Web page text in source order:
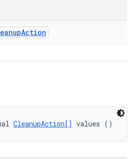
Action
CleanupAction[] values ()